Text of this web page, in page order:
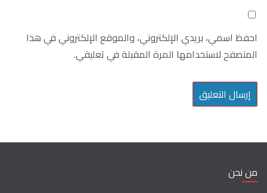
احفظ اسمي، بريدي الإلكتروني، والموقع الإلكتروني في هذا
المتصفح لاستخدامها المرة المقبلة في تعليقي.
من نحن